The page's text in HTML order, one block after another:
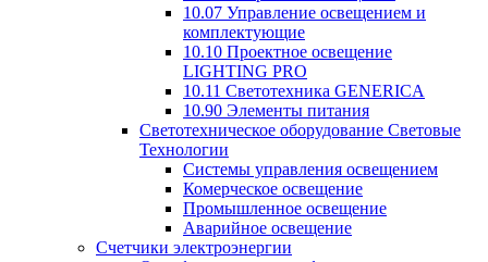
10.07 Управление освещением и
комплектующие
10.10 Проектное освещение
LIGHTING PRO
10.11 Светотехника GENERICA
10.90 Элементы питания
Светотехническое оборудование Световые
Технологии
Системы управления освещением
Комерческое освещение
Промышленное освещение
Аварийное освещение
Счетчики электроэнергии